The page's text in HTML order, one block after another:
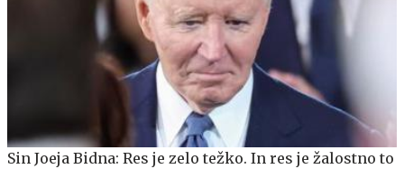
Sin Joeja Bidna: Res je zelo težko. In res je žalostno to